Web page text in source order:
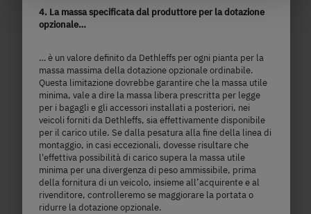
at the bottom left of the website). You can find further
information in our Privacy Policy.
540 QMK
4. La massa specificata dal produttore per la dotazione
opzionale…
… è un valore definito da Dethleffs per ogni pianta per la
massa massima della dotazione opzionale ordinabile.
Questa limitazione dovrebbe garantire che la massa utile
minima, vale a dire la massa libera prescritta per legge
per i bagagli e gli accessori installati a posteriori, nei
veicoli forniti da Dethleffs, sia effettivamente disponibile
per il carico utile. Se dalla pesatura alla fine della linea di
montaggio, in casi eccezionali, dovesse risultare che
l'effettiva possibilità di carico supera la massa utile
minima per una divergenza di peso ammissibile, prima
della fornitura di un veicolo, insieme all’acquirente e al
rivenditore, controlleremo se maggiorare la portata o
ridurre la dotazione opzionale.